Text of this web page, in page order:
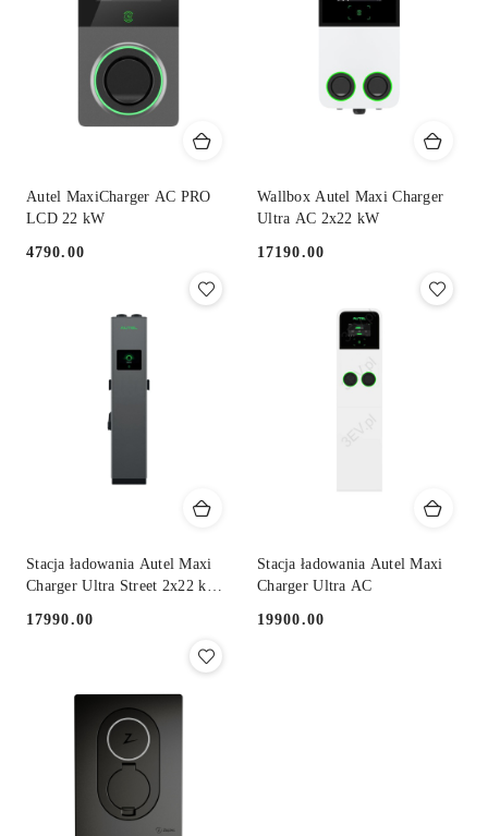
Autel MaxiCharger AC PRO
LCD 22 kW
Cena:
4790.00
Wallbox Autel Maxi Charger
Ultra AC 2x22 kW
Cena:
17190.00
Stacja ładowania Autel Maxi
Charger Ultra Street 2x22 kW
17990.00
Stacja ładowania Autel Maxi
Charger Ultra AC
19900.00